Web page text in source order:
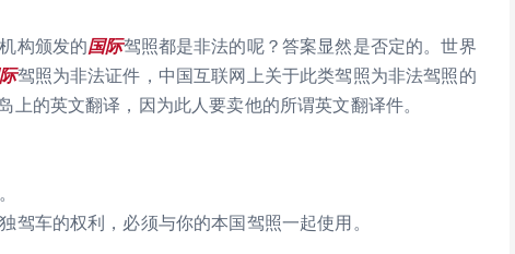
构颁发的国际驾照都是非法的呢？答案显然是否定的。世界
驾照为非法证件，中国互联网上关于此类驾照为非法驾照的
的英文翻译，因为此人要卖他的所谓英文翻译件。
驾车的权利，必须与你的本国驾照一起使用。